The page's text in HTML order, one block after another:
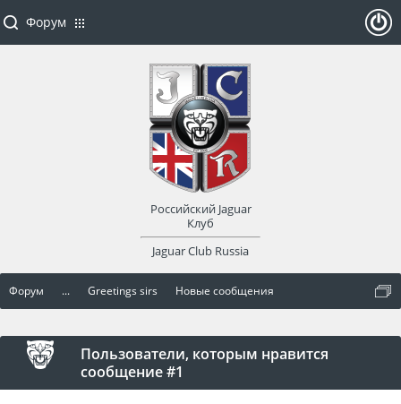
Форум ... Greetings sirs Новые сообщения
Пользователи, которым нравится
сообщение #1
Форум
Российский Jaguar
Клуб
Jaguar Club Russia
оват